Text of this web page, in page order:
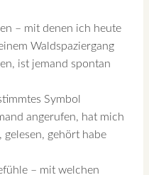
– mit denen ich heute
Waldspaziergang
ist jemand spontan
Symbol
angerufen, hat mich
gelesen, gehört habe
– mit welchen